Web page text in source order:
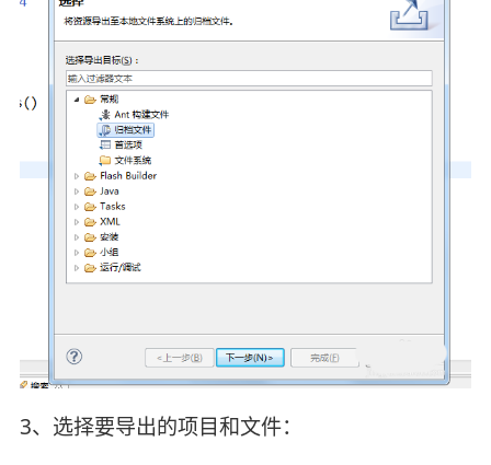
3、选择要导出的项目和文件：